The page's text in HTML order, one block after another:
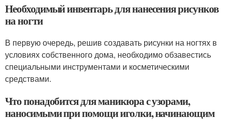
Необходимый инвентарь для нанесения рисунков
на ногти
В первую очередь, решив создавать рисунки на ногтях в
условиях собственного дома, необходимо обзавестись
специальными инструментами и косметическими
средствами.
Что понадобится для маникюра с узорами,
наносимыми при помощи иголки, начинающим